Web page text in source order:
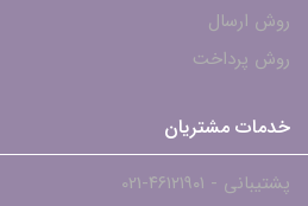
روش ارسال
روش پرداخت
خدمات مشتریان
پشتیبانی - ۴۶۱۲۱۹۰۱-021